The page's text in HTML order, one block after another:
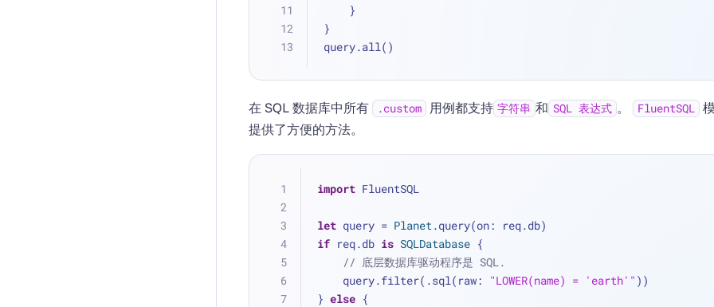
    }
}
query.all()
在 SQL 数据库中所有 .custom 用例都支持 字符串 和 SQL 表达式 。 FluentSQL
提供了方便的方法。
import FluentSQL
let query = Planet .query(on: req.db)
if req.db is SQLDatabase {
// 底层数据库驱动程序是 SQL.
    query.filter(.sql(raw:
"LOWER(name) = 'earth'" ))
} else {